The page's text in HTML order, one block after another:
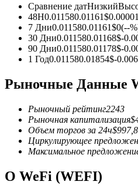
USDC фьючерсы
обеспечения
Сравнение датНизкий
48H0.011580.01161$0.00001
7 Дни0.011580.01161$0(--
30 Дни0.011580.01168$-
90 Дни0.011580.01178$-
1 Год0.011580.01854$-
Рыночные Данные
Рыночный рейтинг2243
Рыночная капитализация$
Объем торгов за 24ч$
Циркулирующее
Максимальное
О WeFi (WEFI)